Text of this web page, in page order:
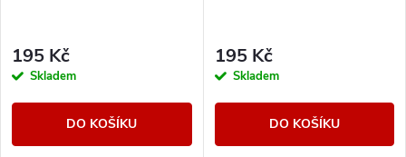
195 Kč
Skladem
DO KOŠÍKU
195 Kč
Skladem
DO KOŠÍKU